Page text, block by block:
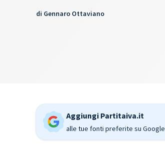
di Gennaro Ottaviano
Aggiungi Partitaiva.it
alle tue fonti preferite su Google